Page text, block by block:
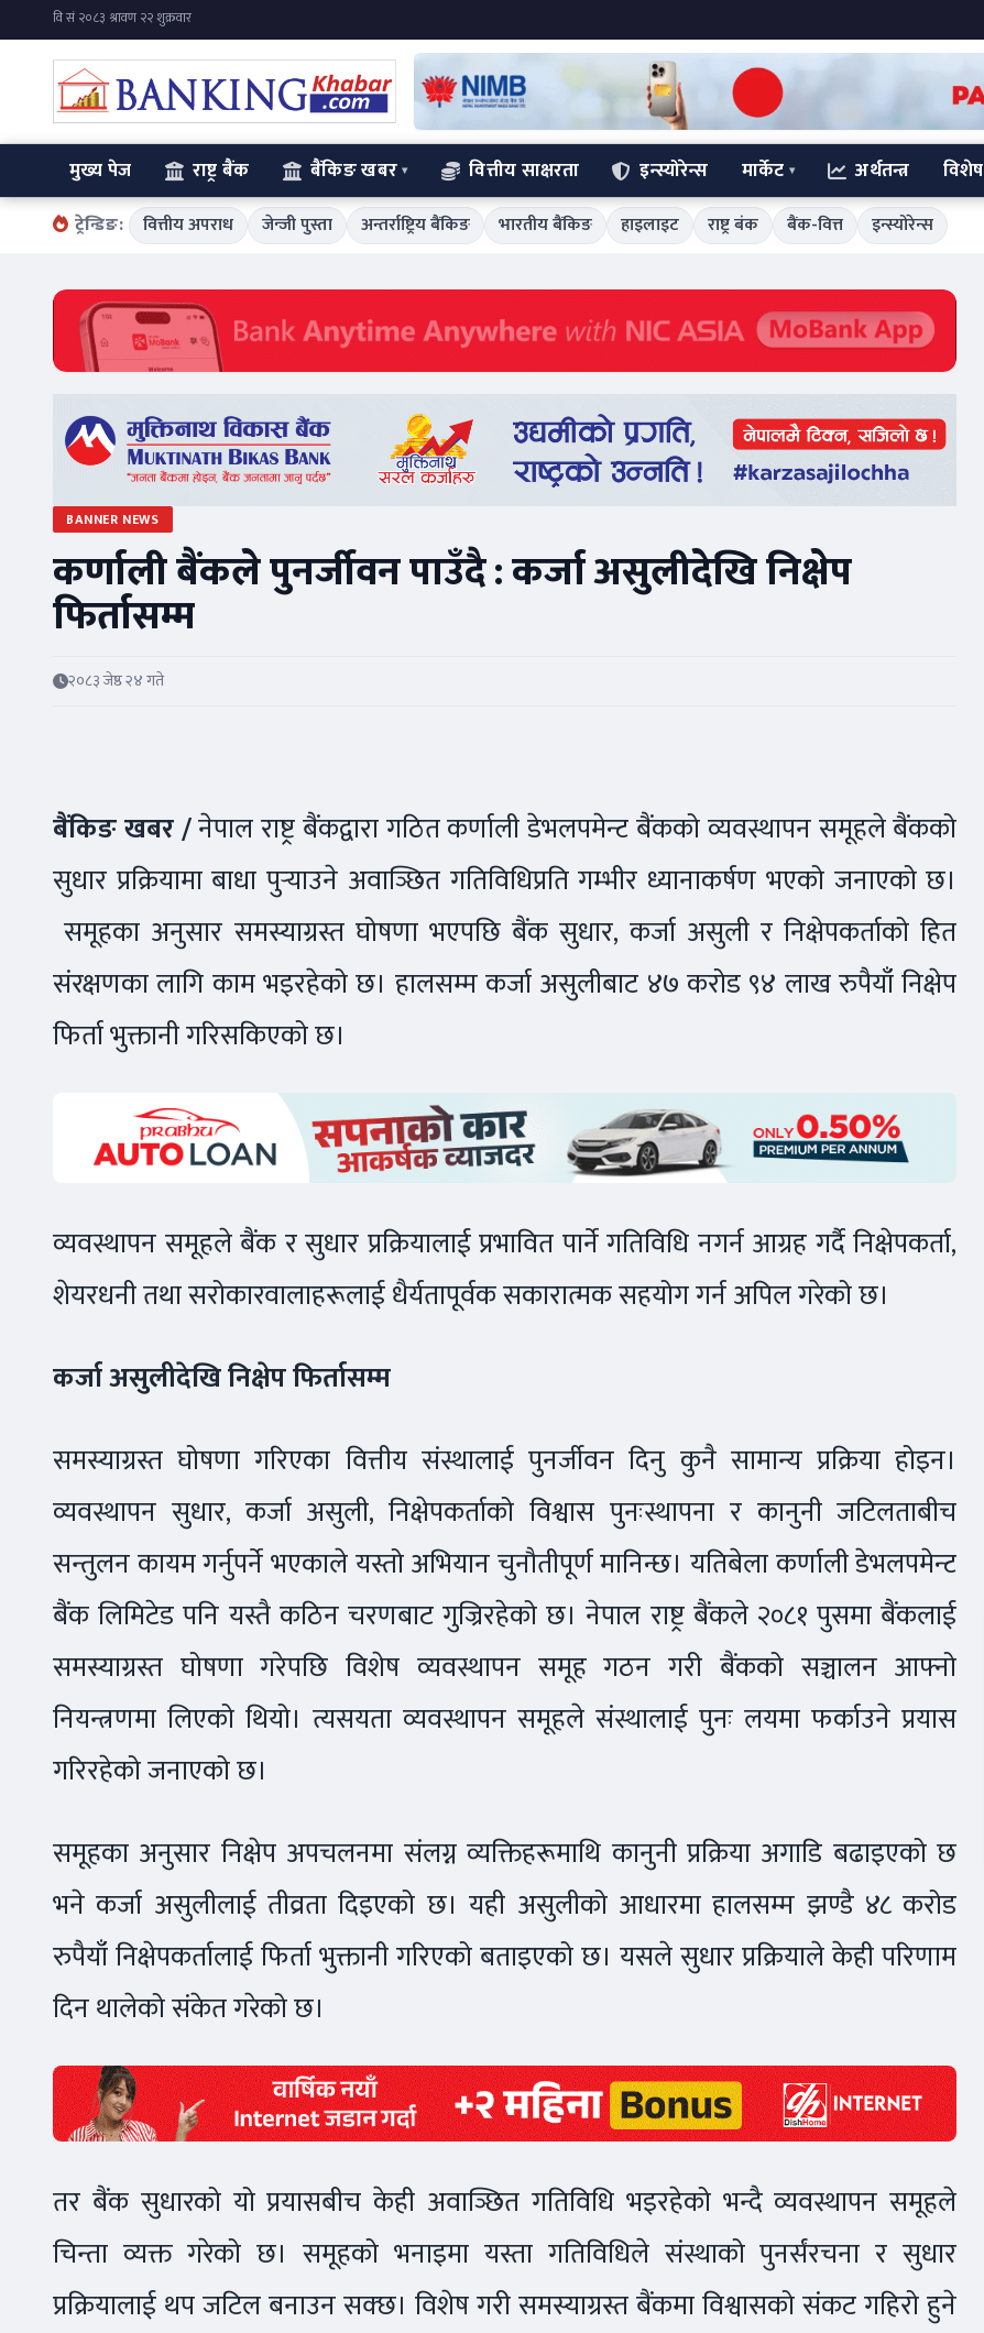
मुख्य पेज राष्ट्र बैंक बैंकिङ खबर वित्तीय साक्षरता इन्स्योरेन्स मार्केट अर्थतन्त्र विशेष
ट्रेन्डिङ: वित्तीय अपराध जेन्जी पुस्ता अन्तर्राष्ट्रिय बैंकिङ भारतीय बैंकिङ हाइलाइट राष्ट्र बंक बैंक-वित्त इन्स्योरेन्स
BANNER NEWS
कर्णाली बैंकले पुनर्जीवन पाउँदै : कर्जा असुलीदेखि निक्षेप
फिर्तासम्म
२०८३ जेष्ठ २४ गते
बैंकिङ खबर /नेपाल राष्ट्र बैंकद्वारा गठित कर्णाली डेभलपमेन्ट बैंकको व्यवस्थापन समूहले बैंकको
सुधार प्रक्रियामा बाधा पुर्‍याउने अवाञ्छित गतिविधिप्रति गम्भीर ध्यानाकर्षण भएको जनाएको छ।
समूहका अनुसार समस्याग्रस्त घोषणा भएपछि बैंक सुधार, कर्जा असुली र निक्षेपकर्ताको हित
संरक्षणका लागि काम भइरहेको छ। हालसम्म कर्जा असुलीबाट ४७ करोड ९४ लाख रुपैयाँ निक्षेप
फिर्ता भुक्तानी गरिसकिएको छ।
व्यवस्थापन समूहले बैंक र सुधार प्रक्रियालाई प्रभावित पार्ने गतिविधि नगर्न आग्रह गर्दै निक्षेपकर्ता,
शेयरधनी तथा सरोकारवालाहरूलाई धैर्यतापूर्वक सकारात्मक सहयोग गर्न अपिल गरेको छ।
कर्जा असुलीदेखि निक्षेप फिर्तासम्म
समस्याग्रस्त घोषणा गरिएका वित्तीय संस्थालाई पुनर्जीवन दिनु कुनै सामान्य प्रक्रिया होइन।
व्यवस्थापन सुधार, कर्जा असुली, निक्षेपकर्ताको विश्वास पुनःस्थापना र कानुनी जटिलताबीच
सन्तुलन कायम गर्नुपर्ने भएकाले यस्तो अभियान चुनौतीपूर्ण मानिन्छ। यतिबेला कर्णाली डेभलपमेन्ट
बैंक लिमिटेड पनि यस्तै कठिन चरणबाट गुज्रिरहेको छ। नेपाल राष्ट्र बैंकले २०८१ पुसमा बैंकलाई
समस्याग्रस्त घोषणा गरेपछि विशेष व्यवस्थापन समूह गठन गरी बैंकको सञ्चालन आफ्नो
नियन्त्रणमा लिएको थियो। त्यसयता व्यवस्थापन समूहले संस्थालाई पुनः लयमा फर्काउने प्रयास
गरिरहेको जनाएको छ।
समूहका अनुसार निक्षेप अपचलनमा संलग्न व्यक्तिहरूमाथि कानुनी प्रक्रिया अगाडि बढाइएको छ
भने कर्जा असुलीलाई तीव्रता दिइएको छ। यही असुलीको आधारमा हालसम्म झण्डै ४८ करोड
रुपैयाँ निक्षेपकर्तालाई फिर्ता भुक्तानी गरिएको बताइएको छ। यसले सुधार प्रक्रियाले केही परिणाम
दिन थालेको संकेत गरेको छ।
तर बैंक सुधारको यो प्रयासबीच केही अवाञ्छित गतिविधि भइरहेको भन्दै व्यवस्थापन समूहले
चिन्ता व्यक्त गरेको छ। समूहको भनाइमा यस्ता गतिविधिले संस्थाको पुनर्संरचना र सुधार
प्रक्रियालाई थप जटिल बनाउन सक्छ। विशेष गरी समस्याग्रस्त बैंकमा विश्वासको संकट गहिरो हुने